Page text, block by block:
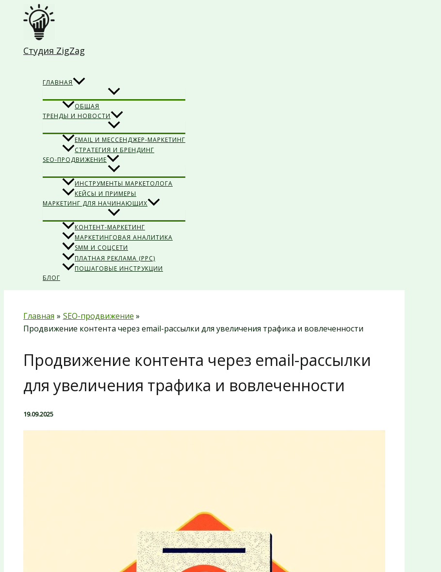
Перейти
содержимому
Студия ZigZag
ГЛАВНАЯ
ОБЩАЯ
ТРЕНДЫ И НОВОСТИ
EMAIL И МЕССЕНДЖЕР-МАРКЕТИНГ
СТРАТЕГИЯ И БРЕНДИНГ
SEO-ПРОДВИЖЕНИЕ
ИНСТРУМЕНТЫ МАРКЕТОЛОГА
КЕЙСЫ И ПРИМЕРЫ
МАРКЕТИНГ ДЛЯ НАЧИНАЮЩИХ
КОНТЕНТ-МАРКЕТИНГ
МАРКЕТИНГОВАЯ АНАЛИТИКА
SMM И СОЦСЕТИ
ПЛАТНАЯ РЕКЛАМА (PPC)
ПОШАГОВЫЕ ИНСТРУКЦИИ
БЛОГ
Главная
SEO-продвижение
Продвижение контента через email-рассылки для увеличения трафика и вовлеченности
Продвижение контента через email-рассылки
для увеличения трафика и вовлеченности
19.09.2025